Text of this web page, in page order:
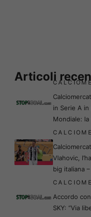
Articoli
in Serie A
Mondiale:
Vlahovic,
big italiana
Accordo
SKY: “Via